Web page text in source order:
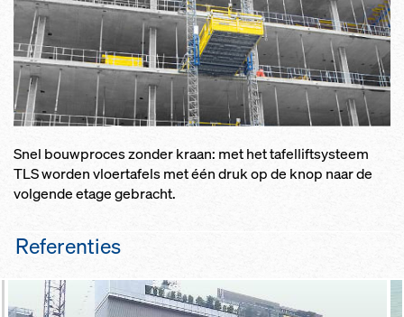
Hoog draagvermogen door stijve
inklemming van de vloerstempels
Snel bouwproces zonder kraan: met het tafelliftsysteem
TLS worden vloertafels met één druk op de knop naar de
volgende etage gebracht.
Referenties